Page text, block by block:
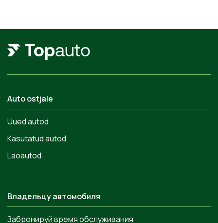
Auto ostjale
Uued autod
Kasutatud autod
Laoautod
Владельцу автомобиля
Забронируй время обслуживания